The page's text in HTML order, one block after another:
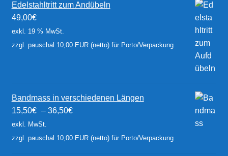
Edelstahltritt zum Andübeln
49,00€
exkl. 19 % MwSt.
zzgl. pauschal 10,00 EUR (netto) für Porto/Verpackung
Bandmass in verschiedenen Längen
15,50€ – 36,50€
exkl. MwSt.
zzgl. pauschal 10,00 EUR (netto) für Porto/Verpackung